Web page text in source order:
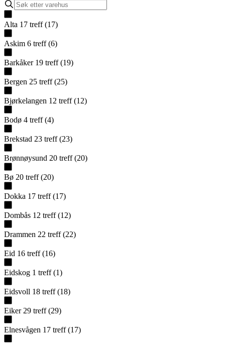
Alta 17 treff (17)
Askim 6 treff (6)
Barkåker 19 treff (19)
Bergen 25 treff (25)
Bjørkelangen 12 treff (12)
Bodø 4 treff (4)
Brekstad 23 treff (23)
Brønnøysund 20 treff (20)
Bø 20 treff (20)
Dokka 17 treff (17)
Dombås 12 treff (12)
Drammen 22 treff (22)
Eid 16 treff (16)
Eidskog 1 treff (1)
Eidsvoll 18 treff (18)
Eiker 29 treff (29)
Elnesvågen 17 treff (17)